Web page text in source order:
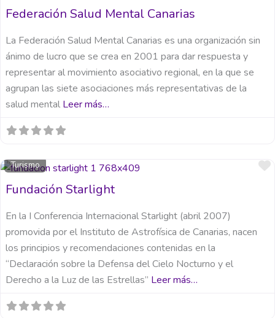
Federación Salud Mental Canarias
La Federación Salud Mental Canarias es una organización sin
ánimo de lucro que se crea en 2001 para dar respuesta y
representar al movimiento asociativo regional, en la que se
agrupan las siete asociaciones más representativas de la
salud mental Leer más…
Turismo
Fundación Starlight
En la I Conferencia Internacional Starlight (abril 2007)
promovida por el Instituto de Astrofísica de Canarias, nacen
los principios y recomendaciones contenidas en la
“Declaración sobre la Defensa del Cielo Nocturno y el
Derecho a la Luz de las Estrellas” Leer más…